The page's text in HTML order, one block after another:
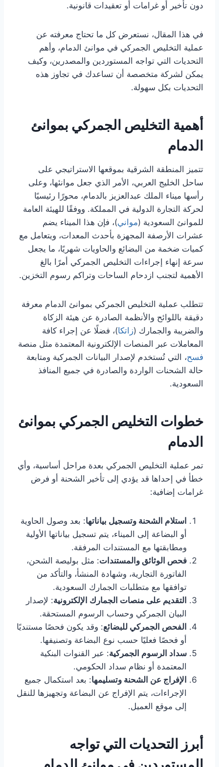
دون تأخير أو غرامات أو تعقيدات قانونية.
في هذا المقال، نستعرض كل ما تحتاج معرفته عن
عملية التخليص الجمركي في موانئ الدمام، وأهم
التحديات التي تواجه المستوردين والمصدرين، وكيف
يمكن لشركة متخصصة أن تساعدك في تجاوز هذه
التحديات بكل سهولة.
أهمية التخليص الجمركي بموانئ
الدمام
تتميز المنطقة الشرقية بموقعها الاستراتيجي على
ساحل الخليج العربي، الأمر الذي جعل موانئها، وعلى
رأسها ميناء الملك عبدالعزيز بالدمام، محورًا رئيسيًا
لحركة التجارة الدولية في المملكة. ووفقًا للهيئة العامة
للموانئ السعودية (مواني)، فإن هذا الميناء يضم
عشرات الأرصفة المجهزة بأحدث المعدات، ويتعامل مع
كميات ضخمة من البضائع والحاويات شهريًا، ما يجعل
سرعة إنهاء إجراءات التخليص الجمركي أمرًا بالغ
الأهمية لتجنب ازدحام الساحات وتراكم رسوم التخزين.
تتطلب عملية التخليص الجمركي بموانئ الدمام معرفة
دقيقة باللوائح والأنظمة الصادرة عن هيئة الزكاة
والضريبة والجمارك (زاتكا)، فضلًا عن إجراء كافة
المعاملات عبر المنصات الإلكترونية المعتمدة مثل منصة
فسح، التي تُستخدم لإصدار البيانات الجمركية ومتابعة
حالة الشحنات الواردة والصادرة في جميع المنافذ
السعودية.
خطوات التخليص الجمركي بموانئ
الدمام
تمر عملية التخليص الجمركي بعدة مراحل أساسية، وأي
خطأ في إحداها قد يؤدي إلى تأخير الشحنة أو فرض
غرامات إضافية:
استلام الشحنة وتسجيل بياناتها: بعد وصول الحاوية
أو البضاعة إلى الميناء، يتم تسجيل بياناتها الأولية
ومطابقتها مع المستندات المرفقة.
فحص الوثائق والمستندات: مثل بوليصة الشحن،
الفاتورة التجارية، وشهادة المنشأ، والتأكد من
توافقها مع متطلبات الجمارك السعودية.
التقديم على منصات الجمارك الإلكترونية: لإصدار
البيان الجمركي وحساب الرسوم المستحقة.
الفحص الجمركي للبضائع: وقد يكون فحصًا مستنديًا
أو فحصًا فعليًا حسب نوع البضاعة وتصنيفها.
سداد الرسوم الجمركية: عبر القنوات البنكية
المعتمدة أو نظام سداد الحكومي.
الإفراج عن الشحنة وتسليمها: بعد استكمال جميع
الإجراءات، يتم الإفراج عن البضاعة وتجهيزها للنقل
إلى موقع العميل.
أبرز التحديات التي تواجه